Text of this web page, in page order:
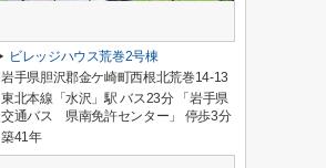
ビレッジハウス荒巻2号棟
岩手県胆沢郡金ケ崎町西根北荒巻14-13
東北本線「水沢」駅 バス23分 「岩手県
交通バス 県南免許センター」 停歩3分
築41年